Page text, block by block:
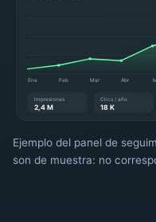
Ene Feb Mar Abr
Impresiones
2,4 M
Clics / año
18 K
Ejemplo del panel de
son de muestra: no